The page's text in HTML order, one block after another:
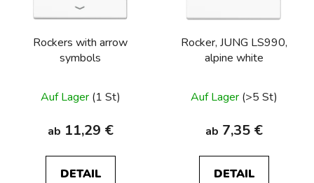
Rockers with arrow
symbols
Auf Lager (1 St)
ab 11,29 €
DETAIL
Rocker, JUNG LS990,
alpine white
Auf Lager (>5 St)
ab 7,35 €
DETAIL